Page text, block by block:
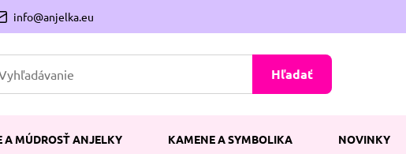
info@anjelka.eu
Hľadať
A MÚDROSŤ ANJELKY KAMENE A SYMBOLIKA NOVINKY